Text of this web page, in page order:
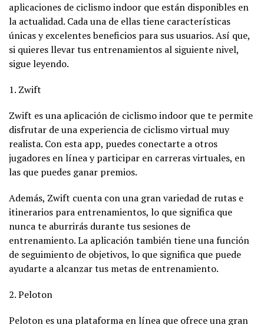
aplicaciones de ciclismo indoor que están disponibles en
la actualidad. Cada una de ellas tiene características
únicas y excelentes beneficios para sus usuarios. Así que,
si quieres llevar tus entrenamientos al siguiente nivel,
sigue leyendo.
1. Zwift
Zwift es una aplicación de ciclismo indoor que te permite
disfrutar de una experiencia de ciclismo virtual muy
realista. Con esta app, puedes conectarte a otros
jugadores en línea y participar en carreras virtuales, en
las que puedes ganar premios.
Además, Zwift cuenta con una gran variedad de rutas e
itinerarios para entrenamientos, lo que significa que
nunca te aburrirás durante tus sesiones de
entrenamiento. La aplicación también tiene una función
de seguimiento de objetivos, lo que significa que puede
ayudarte a alcanzar tus metas de entrenamiento.
2. Peloton
Peloton es una plataforma en línea que ofrece una gran